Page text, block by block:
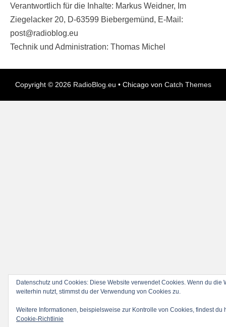
Verantwortlich für die Inhalte: Markus Weidner, Im
Ziegelacker 20, D-63599 Biebergemünd, E-Mail:
post@radioblog.eu
Technik und Administration: Thomas Michel
Copyright © 2026 RadioBlog.eu • Chicago von Catch Themes
Datenschutz und Cookies: Diese Website verwendet Cookies. Wenn du die
weiterhin nutzt, stimmst du der Verwendung von Cookies zu.
Weitere Informationen, beispielsweise zur Kontrolle von Cookies, findest du
Cookie-Richtlinie